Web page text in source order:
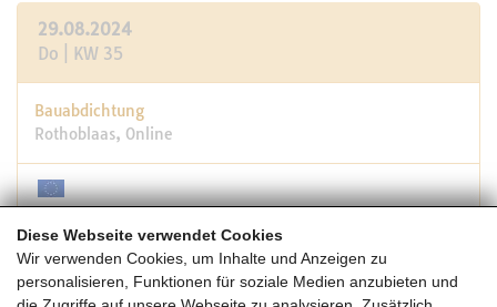
Diese Webseite verwendet Cookies
Wir verwenden Cookies, um Inhalte und Anzeigen zu
personalisieren, Funktionen für soziale Medien anzubieten und
29.08.2024
Do | KW 35
Bauabdichtung
Rothoblaas, Online
30.08.2024